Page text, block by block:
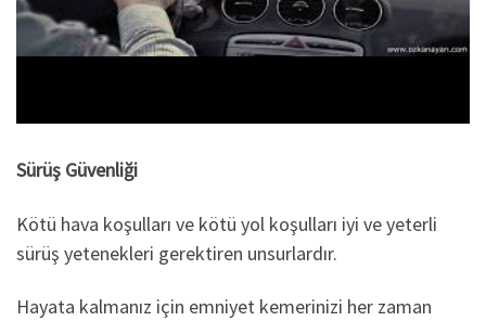
Sürüş Güvenliği
Kötü hava koşulları ve kötü yol koşulları iyi ve yeterli
sürüş yetenekleri gerektiren unsurlardır.
Hayata kalmanız için emniyet kemerinizi her zaman